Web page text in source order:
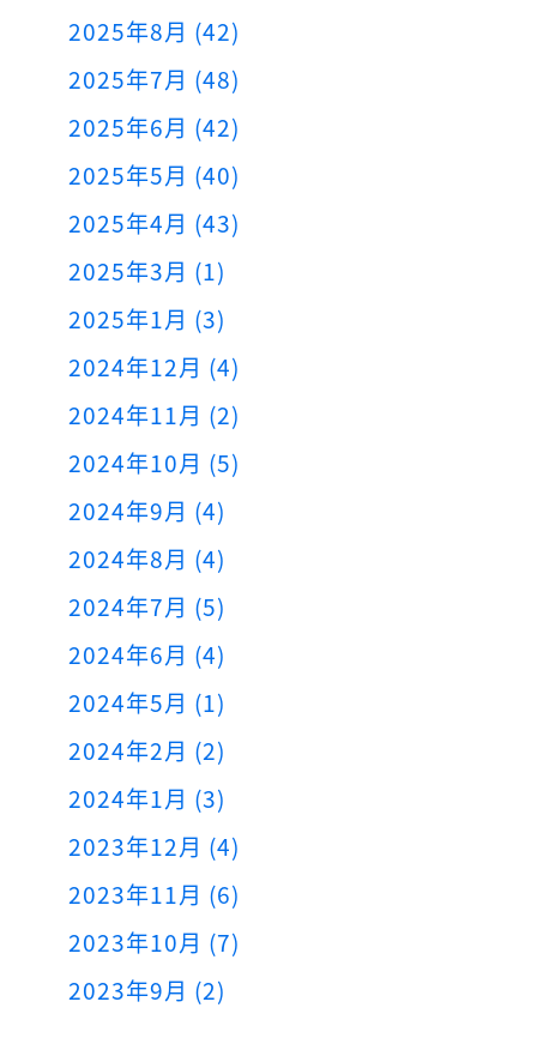
2025年8月 (42)
2025年7月 (48)
2025年6月 (42)
2025年5月 (40)
2025年4月 (43)
2025年3月 (1)
2025年1月 (3)
2024年12月 (4)
2024年11月 (2)
2024年10月 (5)
2024年9月 (4)
2024年8月 (4)
2024年7月 (5)
2024年6月 (4)
2024年5月 (1)
2024年2月 (2)
2024年1月 (3)
2023年12月 (4)
2023年11月 (6)
2023年10月 (7)
2023年9月 (2)